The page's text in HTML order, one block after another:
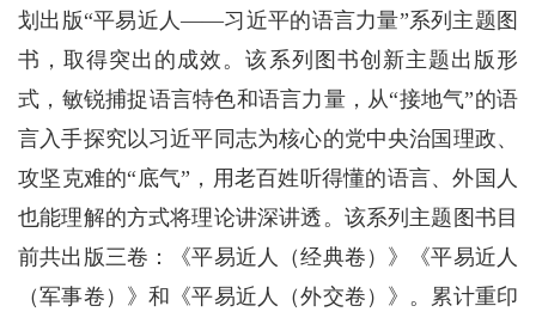
划出版“平易近人——习近平的语言力量”系列主题图
书，取得突出的成效。该系列图书创新主题出版形
式，敏锐捕捉语言特色和语言力量，从“接地气”的语
言入手探究以习近平同志为核心的党中央治国理政、
攻坚克难的“底气”，用老百姓听得懂的语言、外国人
也能理解的方式将理论讲深讲透。该系列主题图书目
前共出版三卷：《平易近人（经典卷）》《平易近人
（军事卷）》和《平易近人（外交卷）》。累计重印